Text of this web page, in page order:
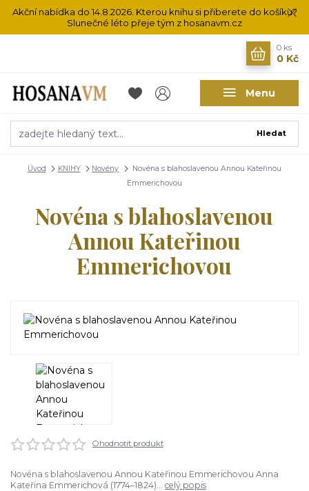
Akční nabídka do 14.8.2026. Kterou knihu si přiberete do košíku?
Slunečné léto přeje tým z hosanavm.cz
Menu
Hledat
0 ks
0 Kč
Úvod KNIHY Novény
Novéna s blahoslavenou Annou Kateřinou
Emmerichovou
Novéna s blahoslavenou
Annou Kateřinou
Emmerichovou
Ohodnotit produkt
Novéna s blahoslavenou Annou Kateřinou Emmerichovou Anna
Kateřina Emmerichová (1774–1824)... celý popis